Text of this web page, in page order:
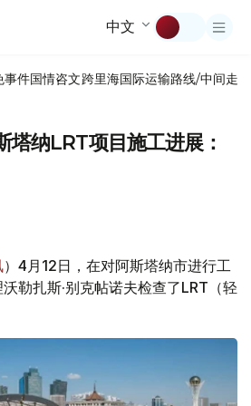
中文
事件国情咨文跨里海国际运输路线/中间走廊
塔纳LRT项目施工进展：
）4月12日，在对阿斯塔纳市进行工
勒扎斯·别克帖诺夫检查了LRT（轻